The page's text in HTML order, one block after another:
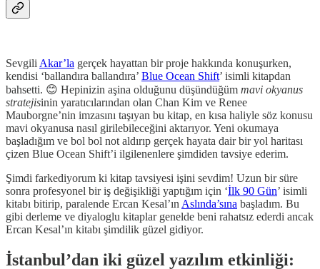
Sevgili Akar’la gerçek hayattan bir proje hakkında konuşurken,
kendisi ‘ballandıra ballandıra’ Blue Ocean Shift’ isimli kitapdan
bahsetti. 😊 Hepinizin aşina olduğunu düşündüğüm mavi okyanus
stratejisinin yaratıcılarından olan Chan Kim ve Renee
Mauborgne’nin imzasını taşıyan bu kitap, en kısa haliyle söz konusu
mavi okyanusa nasıl girilebileceğini aktarıyor. Yeni okumaya
başladığım ve bol bol not aldırıp gerçek hayata dair bir yol haritası
çizen Blue Ocean Shift’i ilgilenenlere şimdiden tavsiye ederim.
Şimdi farkediyorum ki kitap tavsiyesi işini sevdim! Uzun bir süre
sonra profesyonel bir iş değişikliği yaptığım için ‘İlk 90 Gün’ isimli
kitabı bitirip, paralende Ercan Kesal’ın Aslında’sına başladım. Bu
gibi derleme ve diyaloglu kitaplar genelde beni rahatsız ederdi ancak
Ercan Kesal’ın kitabı şimdilik güzel gidiyor.
İstanbul’dan iki güzel yazılım etkinliği: